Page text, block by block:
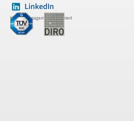
LinkedIn
Kanzleimanagement zertifiziert